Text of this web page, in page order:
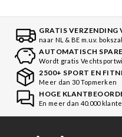
GRATIS VERZENDING
naar NL & BE m.u.v.
AUTOMATISCH
Wordt gratis
2500+ SPORT EN
Meer dan 30 Topmerken
HOGE
En meer dan 40.000